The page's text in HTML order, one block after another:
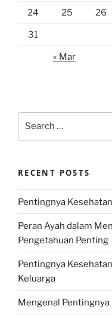
24 25 26
31
« Mar
RECENT POSTS
Pentingnya
Peran Ayah dalam
Pengetahuan Penting
Pentingnya
Keluarga
Mengenal